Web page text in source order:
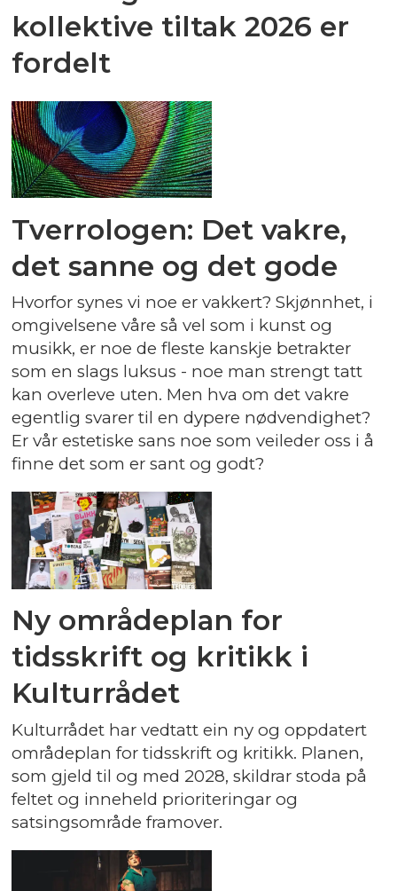
kollektive tiltak 2026 er
fordelt
Tverrologen: Det vakre,
det sanne og det gode
Hvorfor synes vi noe er vakkert? Skjønnhet, i
omgivelsene våre så vel som i kunst og
musikk, er noe de fleste kanskje betrakter
som en slags luksus - noe man strengt tatt
kan overleve uten. Men hva om det vakre
egentlig svarer til en dypere nødvendighet?
Er vår estetiske sans noe som veileder oss i å
finne det som er sant og godt?
Ny områdeplan for
tidsskrift og kritikk i
Kulturrådet
Kulturrådet har vedtatt ein ny og oppdatert
områdeplan for tidsskrift og kritikk. Planen,
som gjeld til og med 2028, skildrar stoda på
feltet og inneheld prioriteringar og
satsingsområde framover.